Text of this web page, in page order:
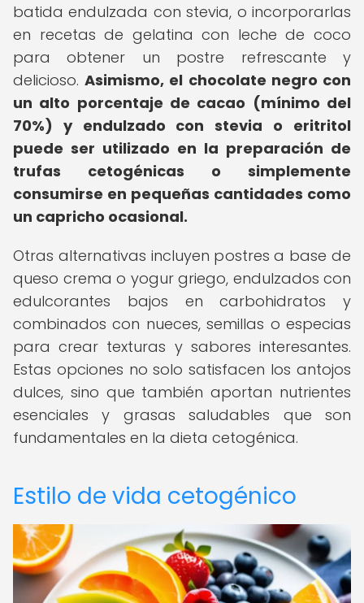
batida endulzada con stevia, o incorporarlas
en recetas de gelatina con leche de coco
para obtener un postre refrescante y
delicioso.Asimismo, el chocolate negro con
un alto porcentaje de cacao (mínimo del
70%) y endulzado con stevia o eritritol
puede ser utilizado en la preparación de
trufas cetogénicas o simplemente
consumirse en pequeñas cantidades como
un capricho ocasional.
Otras alternativas incluyen postres a base de
queso crema o yogur griego, endulzados con
edulcorantes bajos en carbohidratos y
combinados con nueces, semillas o especias
para crear texturas y sabores interesantes.
Estas opciones no solo satisfacen los antojos
dulces, sino que también aportan nutrientes
esenciales y grasas saludables que son
fundamentales en la dieta cetogénica.
Estilo de vida cetogénico